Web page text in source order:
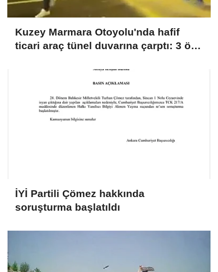
Kuzey Marmara Otoyolu'nda hafif
ticari araç tünel duvarına çarptı: 3 ölü,
İYİ Partili Çömez hakkında
soruşturma başlatıldı